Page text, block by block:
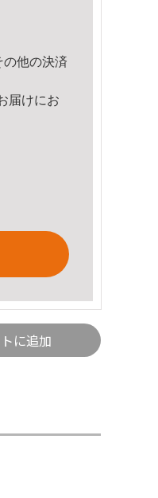
他の決済
届けにお
に追加